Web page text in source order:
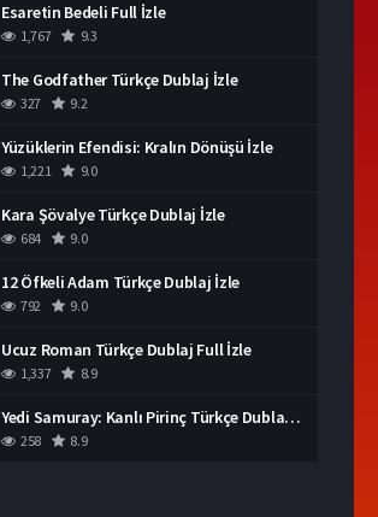
Esaretin Bedeli Full İzle
1,767 9.3
The Godfather Türkçe Dublaj İzle
327 9.2
Yüzüklerin Efendisi: Kralın Dönüşü İzle
1,221 9.0
Kara Şövalye Türkçe Dublaj İzle
684 9.0
12 Öfkeli Adam Türkçe Dublaj İzle
792 9.0
Ucuz Roman Türkçe Dublaj Full İzle
1,337 8.9
Yedi Samuray: Kanlı Pirinç Türkçe Dublaj İzle
258 8.9